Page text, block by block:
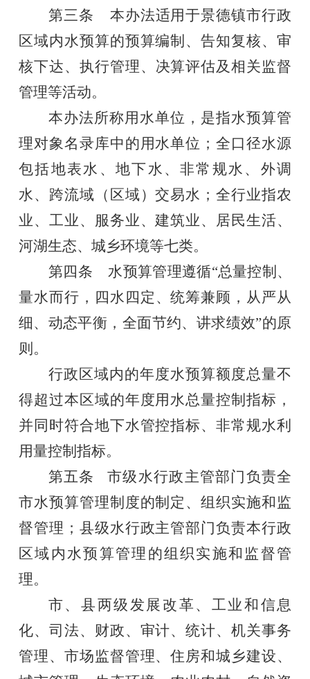
第三条
本办法适用于景德镇市行政
区域内水预算的预算编制 、告知复核、审
核下达、 执行管理 、 决算评估及相关监督
管理等活动。
本办法所称用水单位，是指水预算管
理对象名录库中的用水单位；全口径水源
包括地表水、地下水、非常规水、外调
水、跨流域（区域）交易水；全行业指农
业、工业、服务业、建筑业、居民生活、
河湖生态、城乡环境等七类。
第四条
水预算管理遵循“总量控制、
量水而行 ， 四水四定、统筹兼顾 ， 从严从
细、动态平衡， 全面节约、 讲求绩效”的原
则。
行政 区域内的年度水预算额度总量不
得超过本区域的年度用水总量控制指标，
并同时符合地下水管控指标、非常规水利
用量控制指标。
第五条
市级水行政主管部门负责全
市水预算管理制度的制定、组织实施和监
督管理；县级水行政主管部门负责本行政
区域内水预算管理的组织实施和监督管
理。
市、县两级发展改革、工业和信息
化、司法、财政、审计、统计、机关事务
管理、市场监督管理、住房和城乡建设、